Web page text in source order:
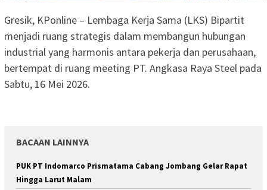
Gresik, KPonline – Lembaga Kerja Sama (LKS) Bipartit
menjadi ruang strategis dalam membangun hubungan
industrial yang harmonis antara pekerja dan perusahaan,
bertempat di ruang meeting PT. Angkasa Raya Steel pada
Sabtu, 16 Mei 2026.
BACAAN LAINNYA
PUK PT Indomarco Prismatama Cabang Jombang Gelar Rapat
Hingga Larut Malam